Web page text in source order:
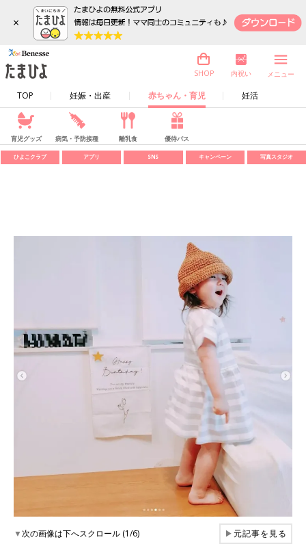
×
TOP 妊娠・出産 赤ちゃん・育児 妊活
SHOP 内祝い メニュー
育児グッズ 病気・予防接種 離乳食 優待パス
ひよこクラブ アプリ SNS キャンペーン 写真スタジオ
▼次の画像は下へスクロール (1/6) ▶元記事を見る